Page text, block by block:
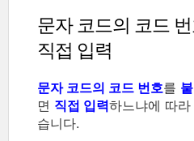
문자 코드의 코드
직접 입력
문자 코드의 코드 번호를
면 직접 입력하느냐에 따
습니다.